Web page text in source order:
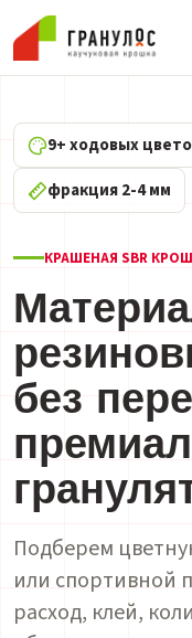
9+ ходовых
фракция 2-4 мм
КРАШЕНАЯ SBR
без
Подберем
или спортивной
расход, клей,